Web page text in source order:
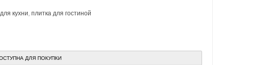
кухни, плитка для гостиной
ДЛЯ ПОКУПКИ